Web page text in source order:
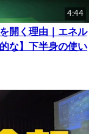
4:44
開く理由｜エネル
な】下半身の使い